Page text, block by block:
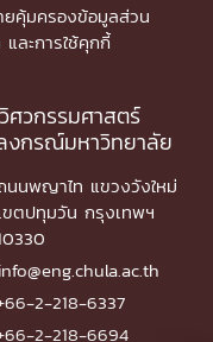
ยคุ้มครองข้อมูลส่วน
ละการใช้คุกกี้
ศวกรรมศาสตร์
งกรณ์มหาวิทยาลัย
นนพญาไท แขวงวังใหม่
ขตปทุมวัน กรุงเทพฯ
2-218-6337
2-218-6694